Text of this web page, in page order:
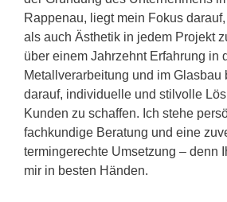
Rappenau, liegt mein Fokus
als auch Ästhetik in jedem Projekt
über einem Jahrzehnt Erfahrung in
Metallverarbeitung und im Glasbau
darauf, individuelle und stilvolle
Kunden zu schaffen. Ich stehe
fachkundige Beratung und eine
termingerechte Umsetzung – denn
mir in besten Händen.